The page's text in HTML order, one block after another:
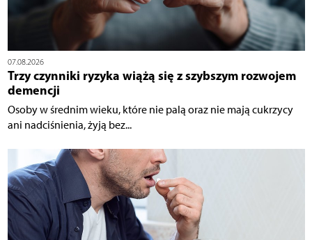
07.08.2026
Trzy czynniki ryzyka wiążą się z szybszym rozwojem
demencji
Osoby w średnim wieku, które nie palą oraz nie mają cukrzycy
ani nadciśnienia, żyją bez...